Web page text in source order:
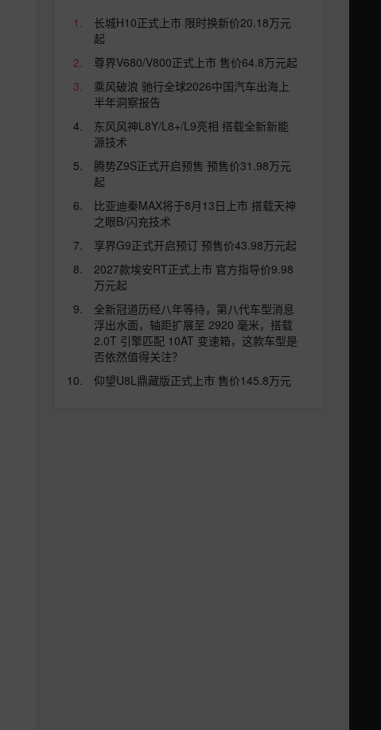
长城H10正式上市 限时换新价20.18万元
起
尊界V680/V800正式上市 售价64.8万元起
乘风破浪 驰行全球2026中国汽车出海上
半年洞察报告
东风风神L8Y/L8+/L9亮相 搭载全新新能
源技术
腾势Z9S正式开启预售 预售价31.98万元
起
比亚迪秦MAX将于8月13日上市 搭载天神
之眼B/闪充技术
享界G9正式开启预订 预售价43.98万元起
2027款埃安RT正式上市 官方指导价9.98
万元起
全新冠道历经八年等待，第八代车型消息
浮出水面，轴距扩展至 2920 毫米，搭载
2.0T 引擎匹配 10AT 变速箱，这款车型是
否依然值得关注？
仰望U8L鼎藏版正式上市 售价145.8万元